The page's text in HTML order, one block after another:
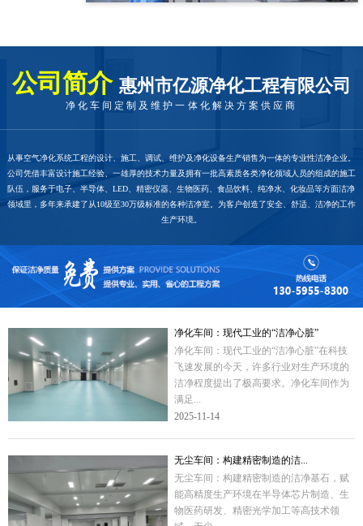
公司简介 惠州市亿源净化工程有限公司
净化车间定制及维护一体化解决方案供应商
从事空气净化系统工程的设计、施工、调试、维护及净化设备生产销售为一体的专业性洁净企业。
公司凭借丰富设计施工经验、一雄厚的技术力量及拥有一批高素质各类净化领域人员的组成的施工
队伍，服务于电子、半导体、LED、精密仪器、生物医药、食品饮料、纯净水、化妆品等方面洁净
领域里，多年来承建了从10级至30万级标准的各种洁净室。为客户创造了安全、舒适、洁净的工作
生产环境。
净化车间：现代工业的“洁净心脏”
净化车间：现代工业的“洁净心脏”在科技
飞速发展的今天，许多行业对生产环境的
洁净程度提出了极高要求。净化车间作为
满足...
2025-11-14
无尘车间：构建精密制造的洁...
无尘车间：构建精密制造的洁净基石，赋
能高精度生产环境在半导体芯片制造、生
物医药研发、精密光学加工等高技术领